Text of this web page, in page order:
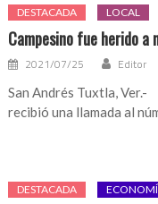
DESTACADA LOCAL
Campesino fue herido a
2021/07/25 Editor
San Andrés Tuxtla,
recibió una llamada al
DESTACADA